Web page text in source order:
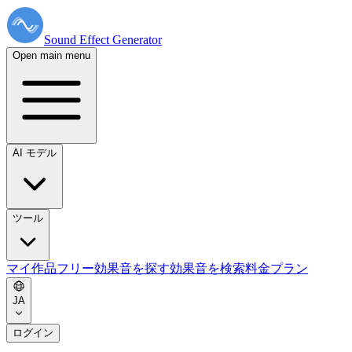
Sound Effect Generator
Open main menu
AI モデル
ツール
マイ作品フリー効果音を探す効果音を検索料金プラン
JA
ログイン